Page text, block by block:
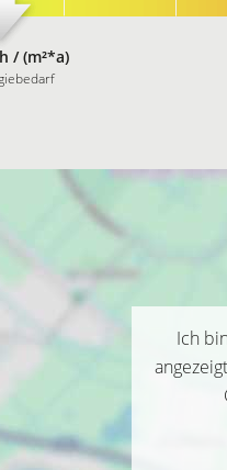
/ (m²*a)
Ich